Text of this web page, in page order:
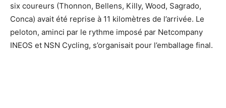
six coureurs (Thonnon, Bellens, Killy, Wood, Sagrado,
Conca) avait été reprise à 11 kilomètres de l’arrivée. Le
peloton, aminci par le rythme imposé par Netcompany
INEOS et NSN Cycling, s’organisait pour l’emballage final.